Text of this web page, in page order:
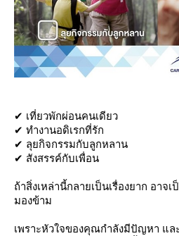
✔ เที่ยวพักผ่อนคนเดียว
✔ ทำงานอดิเรกที่รัก
✔ ลุยกิจกรรมกับลูกหลาน
✔ สังสรรค์กับเพื่อน
ถ้าสิ่งเหล่านี้กลายเป็นเรื่องยาก อา
มองข้าม
เพราะหัวใจของคุณกำลังมีปัญหา แล